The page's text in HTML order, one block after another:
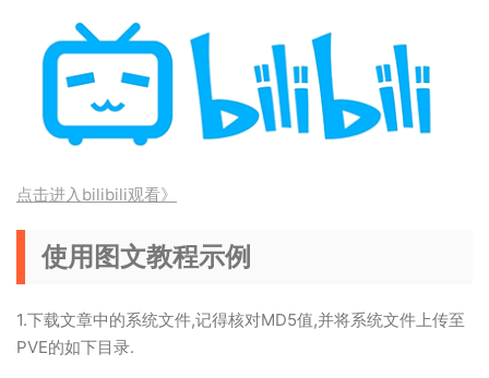
点击进入bilibili观看》
使用图文教程示例
1.下载文章中的系统文件,记得核对MD5值,并将系统文件上传至
PVE的如下目录.